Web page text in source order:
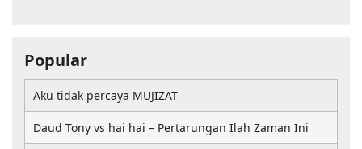
Popular
Aku tidak percaya MUJIZAT
Daud Tony vs hai hai – Pertarungan Ilah Zaman Ini